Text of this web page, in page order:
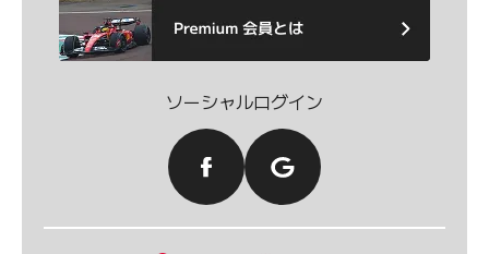
ソーシャルログイン